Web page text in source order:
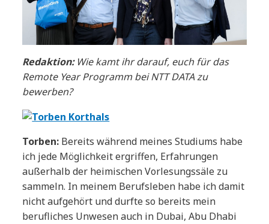
Redaktion:Wie kamt ihr darauf, euch für das
Remote Year Programm bei NTT DATA zu
bewerben?
Torben: Bereits während meines Studiums habe
ich jede Möglichkeit ergriffen, Erfahrungen
außerhalb der heimischen Vorlesungssäle zu
sammeln. In meinem Berufsleben habe ich damit
nicht aufgehört und durfte so bereits mein
berufliches Unwesen auch in Dubai, Abu Dhabi